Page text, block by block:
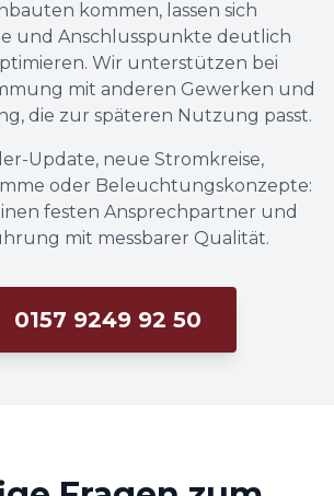
kommen, lassen sich
und Anschlusspunkte deutlich
Wir unterstützen bei
mit anderen Gewerken und
die zur späteren Nutzung passt.
Update, neue Stromkreise,
oder Beleuchtungskonzepte:
festen Ansprechpartner und
mit messbarer Qualität.
0157 9249 92 50